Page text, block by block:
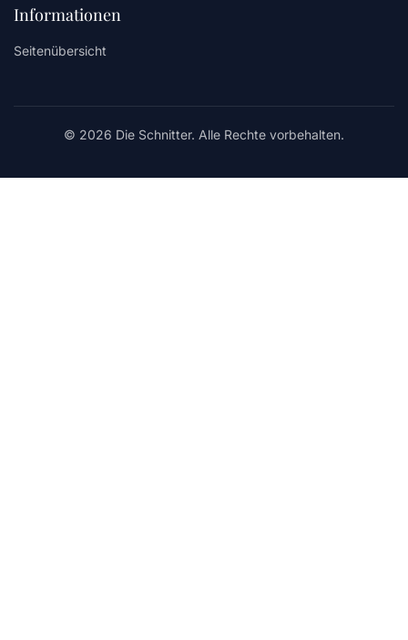
Informationen
Seitenübersicht
© 2026 Die Schnitter. Alle Rechte vorbehalten.